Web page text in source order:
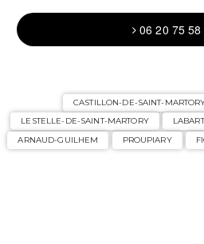
06 20 75 58
CASTILLON-DE-SAINT-
LESTELLE-DE-SAINT-MARTORY
ARNAUD-GUILHEM
PROUPIARY